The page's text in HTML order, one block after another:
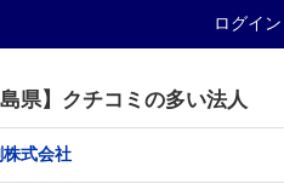
ログイン
島県】クチコミの多い法人
株式会社